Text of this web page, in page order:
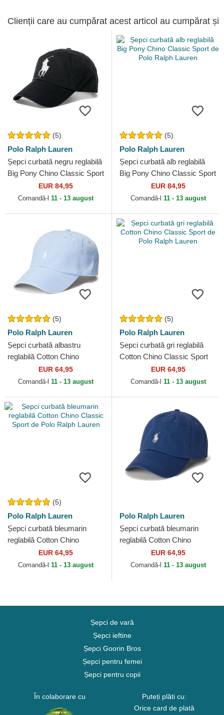
Clienții care au cumpărat acest articol au cumpărat și
(5)
Polo Ralph Lauren
Șepci curbată negru reglabilă
Big Pony Chino Classic Sport
de Polo Ralph Lauren
EUR 84,95
Comandă-l 11 - 13 august
(5)
Polo Ralph Lauren
Șepci curbată alb reglabilă
Big Pony Chino Classic Sport
de Polo Ralph Lauren
EUR 84,95
Comandă-l 11 - 13 august
(5)
Polo Ralph Lauren
Șepci curbată albastru
reglabilă Cotton Chino
Classic Sport de Polo Ralph
Lauren
EUR 64,95
Comandă-l 11 - 13 august
(5)
Polo Ralph Lauren
Șepci curbată gri reglabilă
Cotton Chino Classic Sport
de Polo Ralph Lauren
EUR 64,95
Comandă-l 11 - 13 august
(5)
Polo Ralph Lauren
Șepci curbată bleumarin
reglabilă Cotton Chino
Classic Sport de Polo Ralph
Lauren
EUR 64,95
Comandă-l 11 - 13 august
Polo Ralph Lauren
Șepci curbată bleumarin
reglabilă Cotton Chino
Classic Sport de Polo Ralph
Lauren
EUR 64,95
Comandă-l 11 - 13 august
Șepci de vară
Șepci ieftine
Șepci Goorin Bros
Șepci pentru femei
Șepci pentru copii
În colaborare cu
Puteți plăti cu:
Orice card de plată